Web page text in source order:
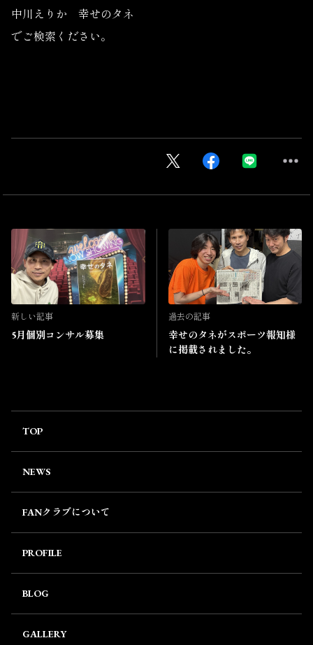
中川えりか 幸せのタネ
でご検索ください。
新しい記事
5月個別コンサル募集
過去の記事
幸せのタネがスポーツ報知様
に掲載されました。
TOP
NEWS
FANクラブについて
PROFILE
BLOG
GALLERY